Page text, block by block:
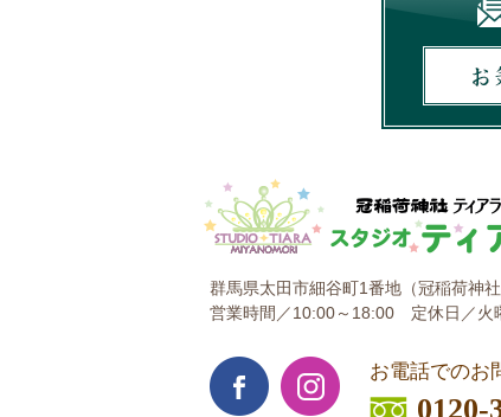
群馬県太田市細谷町1番地（冠稲荷神
営業時間／10:00～18:00 定休日／火
お電話でのお
0120-